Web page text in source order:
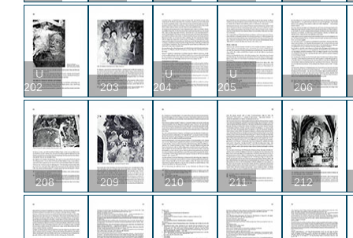
U
202
203
U
204
U
205
206
208 209 210 211 212